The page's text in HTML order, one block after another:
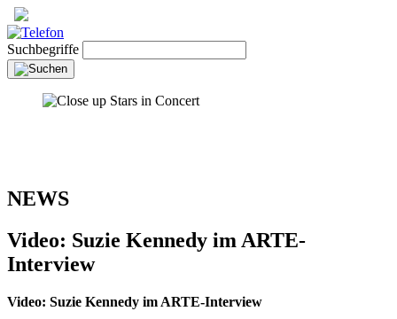
Suchbegriffe
NEWS
Video: Suzie Kennedy im ARTE-
Interview
Video: Suzie Kennedy im ARTE-Interview